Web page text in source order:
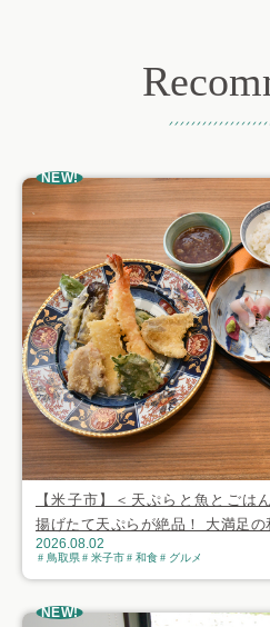
NEW!
【米子市】＜天ぷらと魚とご
揚げたて天ぷらが絶品！ 大満足の
2026.08.02
鳥取県 米子市 和食 グルメ
NEW!